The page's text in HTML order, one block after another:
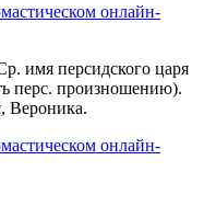
онлайн-
имя персидского царя
перс. произношению).
Вероника.
онлайн-